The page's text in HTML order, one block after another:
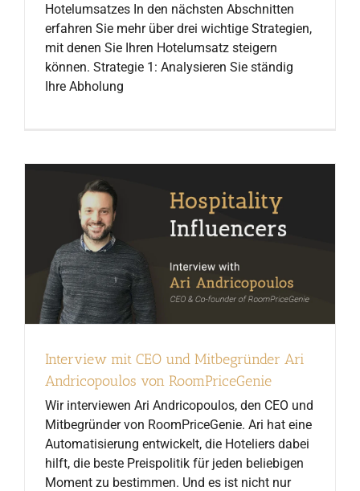
Hotelumsatzes In den nächsten Abschnitten
erfahren Sie mehr über drei wichtige Strategien,
mit denen Sie Ihren Hotelumsatz steigern
können. Strategie 1: Analysieren Sie ständig
Ihre Abholung
Interview mit CEO und Mitbegründer Ari
Andricopoulos von RoomPriceGenie
Wir interviewen Ari Andricopoulos, den CEO und
Mitbegründer von RoomPriceGenie. Ari hat eine
Automatisierung entwickelt, die Hoteliers dabei
hilft, die beste Preispolitik für jeden beliebigen
Moment zu bestimmen. Und es ist nicht nur